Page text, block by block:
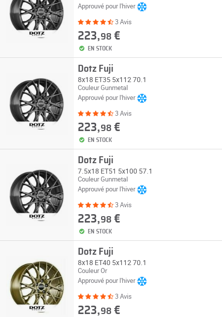
Approuvé pour l'hiver
3 Avis
223,98€
EN STOCK
Dotz Fuji
8x18 ET35 5x112 70.1
Couleur Gunmetal
Approuvé pour l'hiver
3 Avis
223,98€
EN STOCK
Dotz Fuji
7.5x18 ET51 5x100 57.1
Couleur Gunmetal
Approuvé pour l'hiver
3 Avis
223,98€
EN STOCK
Dotz Fuji
8x18 ET40 5x112 70.1
Couleur Or
Approuvé pour l'hiver
3 Avis
223,98€